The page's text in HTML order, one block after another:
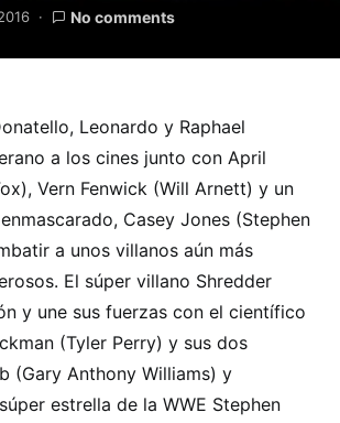
No comments
Leonardo y Raphael
a los cines junto con April
Vern Fenwick (Will Arnett) y un
Casey Jones (Stephen
a unos villanos aún más
El súper villano Shredder
y une sus fuerzas con el científico
(Tyler Perry) y sus dos
(Gary Anthony Williams) y
estrella de la WWE Stephen